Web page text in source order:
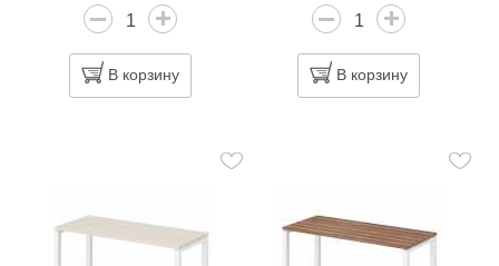
В корзину В корзину